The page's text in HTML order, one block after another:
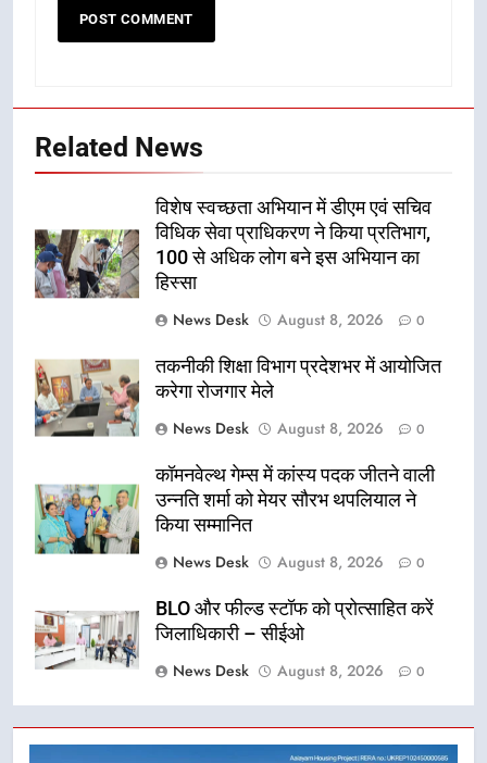
Related News
विशेष स्वच्छता अभियान में डीएम एवं सचिव
विधिक सेवा प्राधिकरण ने किया प्रतिभाग,
100 से अधिक लोग बने इस अभियान का
हिस्सा
News Desk
August 8, 2026 0
तकनीकी शिक्षा विभाग प्रदेशभर में आयोजित
करेगा रोजगार मेले
News Desk
August 8, 2026 0
कॉमनवेल्थ गेम्स में कांस्य पदक जीतने वाली
उन्नति शर्मा को मेयर सौरभ थपलियाल ने
किया सम्मानित
News Desk
August 8, 2026 0
BLO और फील्ड स्टॉफ को प्रोत्साहित करें
जिलाधिकारी – सीईओ
News Desk
August 8, 2026 0